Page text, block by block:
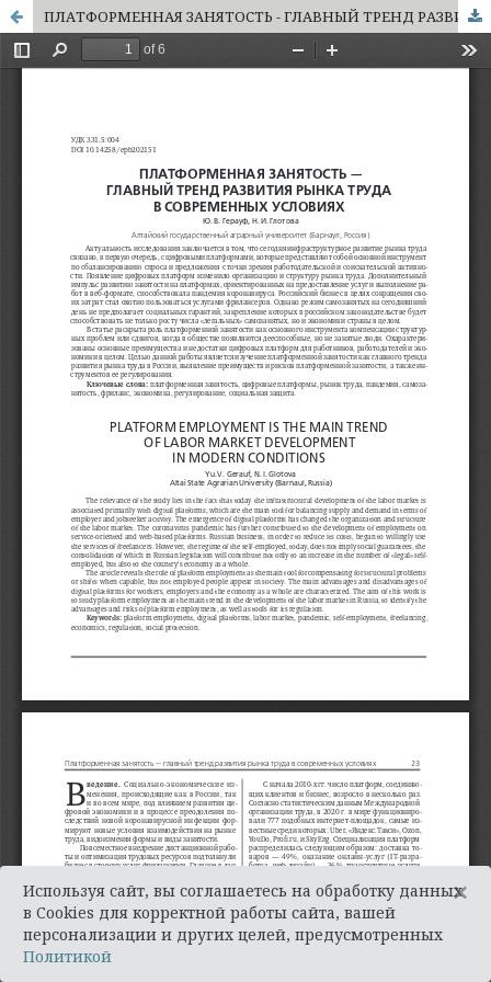
ПЛАТФОРМЕННАЯ ЗАНЯТОСТЬ - ГЛАВНЫЙ ТРЕНД РАЗВИТИЯ РЫНКА ТРУДА В СОВРЕМЕННЫХ УСЛОВИЯХ
Используя сайт, вы соглашаетесь на обработку данных
в Cookies для корректной работы сайта, вашей
персонализации и других целей, предусмотренных
Политикой
×